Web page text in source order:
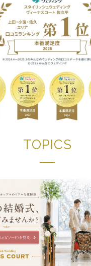
TOPICS